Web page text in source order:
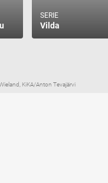
SERIE
Vilda
KiKA/Anton Tevajärvi